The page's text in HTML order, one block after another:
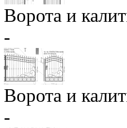
Ворота и
-
Ворота и
-